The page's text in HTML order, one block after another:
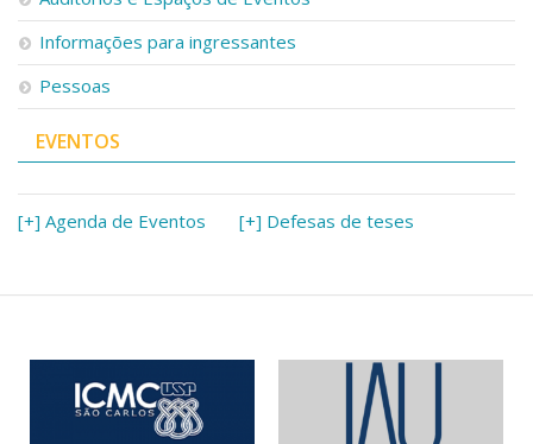
Informações para ingressantes
Pessoas
EVENTOS
[+] Agenda de Eventos [+] Defesas de teses